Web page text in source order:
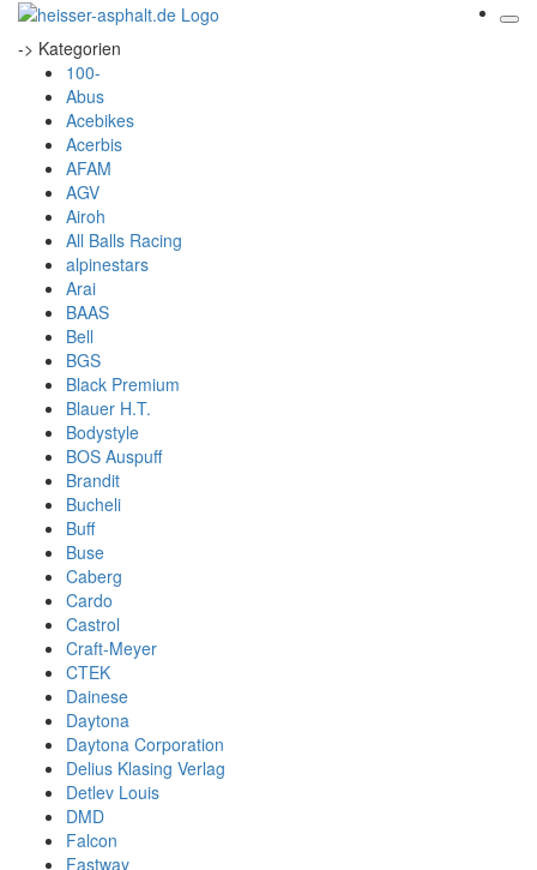
-> Kategorien
100-
Abus
Acebikes
Acerbis
AFAM
AGV
Airoh
All Balls Racing
alpinestars
Arai
BAAS
Bell
BGS
Black Premium
Blauer H.T.
Bodystyle
BOS Auspuff
Brandit
Bucheli
Buff
Buse
Caberg
Cardo
Castrol
Craft-Meyer
CTEK
Dainese
Daytona
Daytona Corporation
Delius Klasing Verlag
Detlev Louis
DMD
Falcon
Fastway